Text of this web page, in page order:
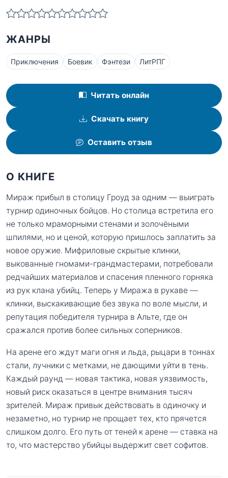
ЖАНРЫ
Приключения Боевик Фэнтези ЛитРПГ
Читать онлайн
Скачать книгу
Оставить отзыв
О КНИГЕ
Мираж прибыл в столицу Гроуд за одним — выиграть
турнир одиночных бойцов. Но столица встретила его
не только мраморными стенами и золочёными
шпилями, но и ценой, которую пришлось заплатить за
новое оружие. Мифриловые скрытые клинки,
выкованные гномами-грандмастерами, потребовали
редчайших материалов и спасения пленного горняка
из рук клана убийц. Теперь у Миража в рукаве —
клинки, выскакивающие без звука по воле мысли, и
репутация победителя турнира в Альте, где он
сражался против более сильных соперников.
На арене его ждут маги огня и льда, рыцари в тоннах
стали, лучники с метками, не дающими уйти в тень.
Каждый раунд — новая тактика, новая уязвимость,
новый риск оказаться в центре внимания тысяч
зрителей. Мираж привык действовать в одиночку и
незаметно, но турнир не прощает тех, кто прячется
слишком долго. Его путь от теней к арене — ставка на
то, что мастерство убийцы выдержит свет софитов.